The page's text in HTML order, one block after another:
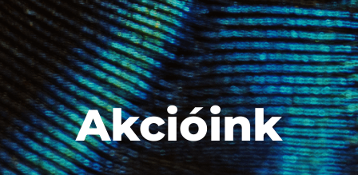
Akcióink